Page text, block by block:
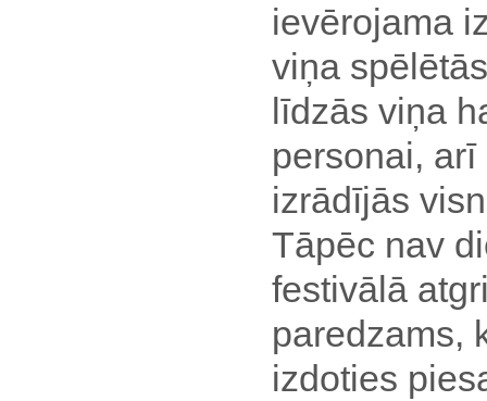
ievērojama
viņa
līdzās viņa
personai,
izrādījās
Tāpēc nav
festivālā
paredzams,
izdoties